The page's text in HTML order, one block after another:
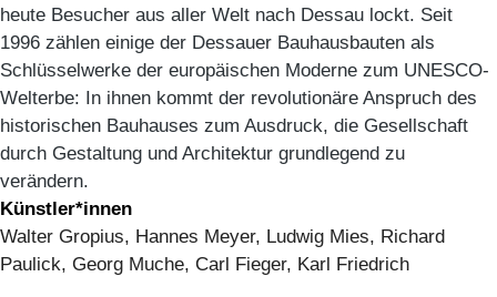
heute Besucher aus aller Welt nach Dessau lockt. Seit
1996 zählen einige der Dessauer Bauhausbauten als
Schlüsselwerke der europäischen Moderne zum UNESCO-
Welterbe: In ihnen kommt der revolutionäre Anspruch des
historischen Bauhauses zum Ausdruck, die Gesellschaft
durch Gestaltung und Architektur grundlegend zu
verändern.
Künstler*innen
Walter Gropius, Hannes Meyer, Ludwig Mies, Richard
Paulick, Georg Muche, Carl Fieger, Karl Friedrich